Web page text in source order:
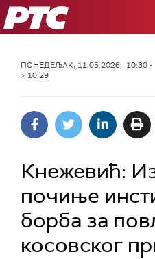
РТС
ПОНЕДЕЉАК, 11.05.2026, 10:30 -
> 10:29
Кнежевић:
почиње
борба за
косовског